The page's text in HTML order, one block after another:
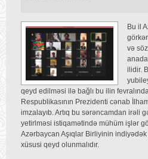
Bu il
və
ilidir.
qeyd edilməsi ilə bağlı bu ilin
Respublikasının Prezidenti cənab
imzalayıb. Artıq bu sərəncamdan irəli
yetirlməsi istiqamətində mühüm işlər
Azərbaycan Aşıqlar Birliyinin
xüsusi qeyd olunmalıdır.